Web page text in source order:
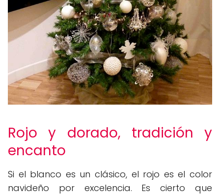
Rojo y dorado, tradición y
encanto
Si el blanco es un clásico, el rojo es el color
navideño por excelencia. Es cierto que